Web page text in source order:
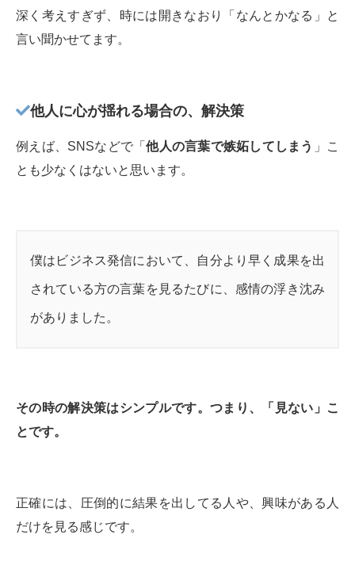
深く考えすぎず、時には開きなおり「なんとかなる」と
言い聞かせてます。
他人に心が揺れる場合の、解決策
例えば、SNSなどで「他人の言葉で嫉妬してしまう 」こ
とも少なくはないと思います。
僕はビジネス発信において、自分より早く成果を出
されている方の言葉を見るたびに、感情の浮き沈み
がありました。
その時の解決策はシンプルです。つまり、「見ない」こ
とです。
正確には、圧倒的に結果を出してる人や、興味がある人
だけを見る感じです。